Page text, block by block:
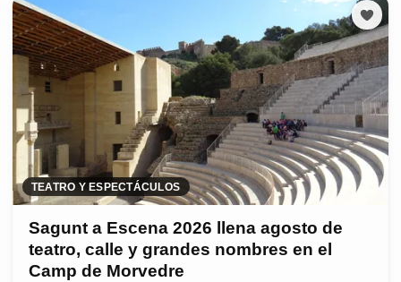
TEATRO Y ESPECTÁCULOS
Sagunt a Escena 2026 llena agosto de
teatro, calle y grandes nombres en el
Camp de Morvedre